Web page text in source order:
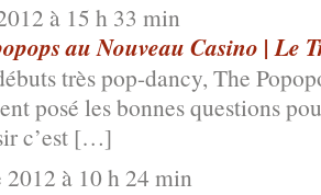
à 15 h 33 min
au Nouveau Casino | Le
très pop-dancy, The
posé les bonnes questions
c’est […]
2012 à 10 h 24 min